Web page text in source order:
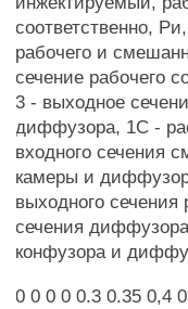
соответственно,
рабочего и
сечение рабочего
3 - выходное
диффузора, 1С -
входного сечения
камеры и
выходного
сечения
конфузора и
0 0 0 0 0.3 0.35 0,4